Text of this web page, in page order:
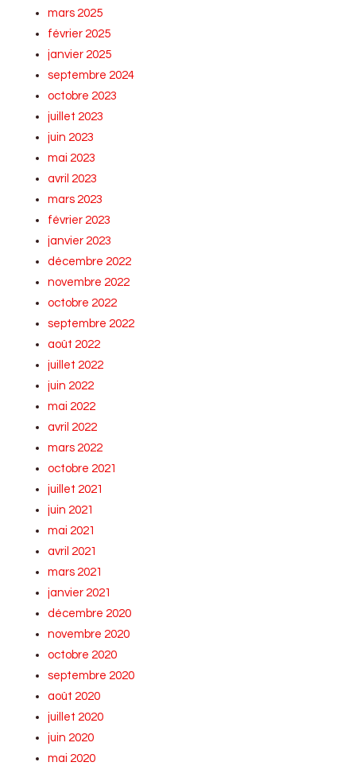
mars 2025
février 2025
janvier 2025
septembre 2024
octobre 2023
juillet 2023
juin 2023
mai 2023
avril 2023
mars 2023
février 2023
janvier 2023
décembre 2022
novembre 2022
octobre 2022
septembre 2022
août 2022
juillet 2022
juin 2022
mai 2022
avril 2022
mars 2022
octobre 2021
juillet 2021
juin 2021
mai 2021
avril 2021
mars 2021
janvier 2021
décembre 2020
novembre 2020
octobre 2020
septembre 2020
août 2020
juillet 2020
juin 2020
mai 2020